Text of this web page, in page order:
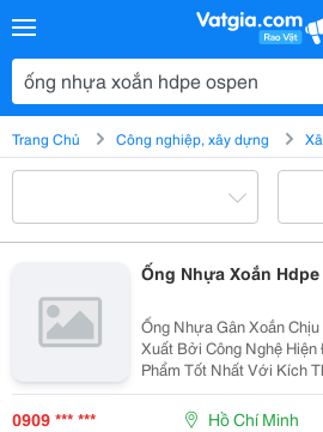
Trang Chủ Công nghiệp, xây dựng
Ống Nhựa Xoắn
Ống Nhựa Gân Xoắn
Xuất Bởi Công Nghệ
Phẩm Tốt Nhất Với Kích
Từ 25Mm Đến 250Mm . Ưu Điểm: Độ Dài Liên Tục, Dễ
Dàng Uốn Cong, Khả
0909 *** *** Hồ Chí Minh